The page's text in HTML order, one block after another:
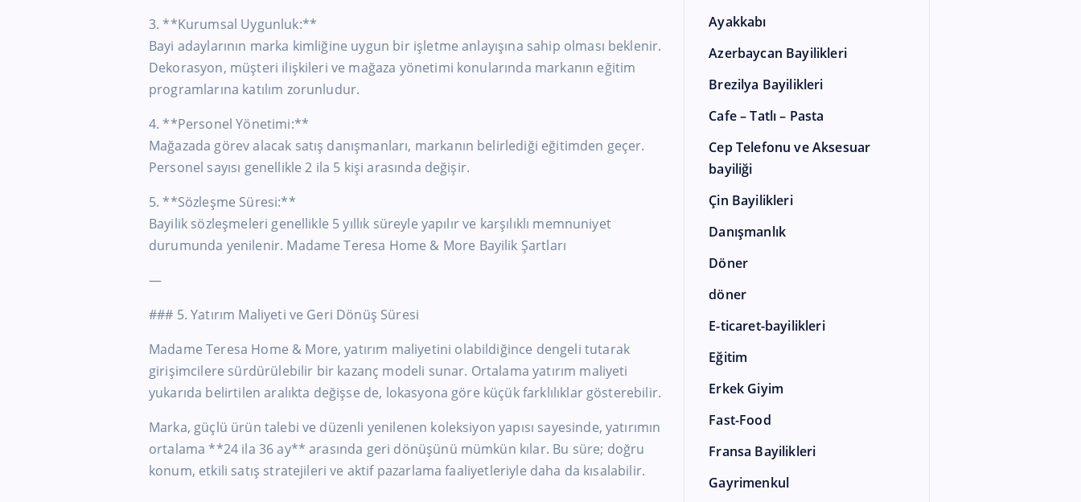
3. **Kurumsal Uygunluk:**
Bayi adaylarının marka kimliğine uygun bir işletme anlayışına sahip olması beklenir.
Dekorasyon, müşteri ilişkileri ve mağaza yönetimi konularında markanın eğitim
programlarına katılım zorunludur.
4. **Personel Yönetimi:**
Mağazada görev alacak satış danışmanları, markanın belirlediği eğitimden geçer.
Personel sayısı genellikle 2 ila 5 kişi arasında değişir.
5. **Sözleşme Süresi:**
Bayilik sözleşmeleri genellikle 5 yıllık süreyle yapılır ve karşılıklı memnuniyet
durumunda yenilenir. Madame Teresa Home & More Bayilik Şartları
—
### 5. Yatırım Maliyeti ve Geri Dönüş Süresi
Madame Teresa Home & More, yatırım maliyetini olabildiğince dengeli tutarak
girişimcilere sürdürülebilir bir kazanç modeli sunar. Ortalama yatırım maliyeti
yukarıda belirtilen aralıkta değişse de, lokasyona göre küçük farklılıklar gösterebilir.
Marka, güçlü ürün talebi ve düzenli yenilenen koleksiyon yapısı sayesinde, yatırımın
ortalama **24 ila 36 ay** arasında geri dönüşünü mümkün kılar. Bu süre; doğru
konum, etkili satış stratejileri ve aktif pazarlama faaliyetleriyle daha da kısalabilir.
Ayakkabı
Azerbaycan Bayilikleri
Brezilya Bayilikleri
Cafe – Tatlı – Pasta
Cep Telefonu ve Aksesuar
bayiliği
Çin Bayilikleri
Danışmanlık
Döner
döner
E-ticaret-bayilikleri
Eğitim
Erkek Giyim
Fast-Food
Fransa Bayilikleri
Gayrimenkul